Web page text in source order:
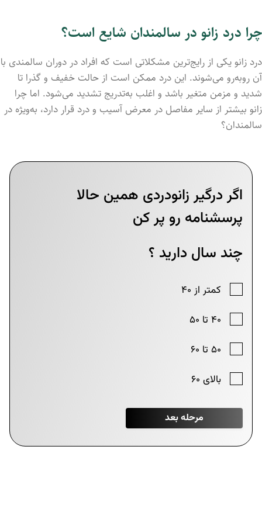
چرا درد زانو در سالمندان شایع است؟
درد زانو یکی از رایج‌ترین مشکلاتی است که افراد در دوران سالمندی با
آن روبه‌رو می‌شوند. این درد ممکن است از حالت خفیف و گذرا تا
شدید و مزمن متغیر باشد و اغلب به‌تدریج تشدید می‌شود. اما چرا
زانو بیشتر از سایر مفاصل در معرض آسیب و درد قرار دارد، به‌ویژه در
سالمندان؟